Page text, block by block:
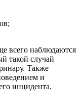
всего наблюдаются
такой случай
Также
и
инцидента.